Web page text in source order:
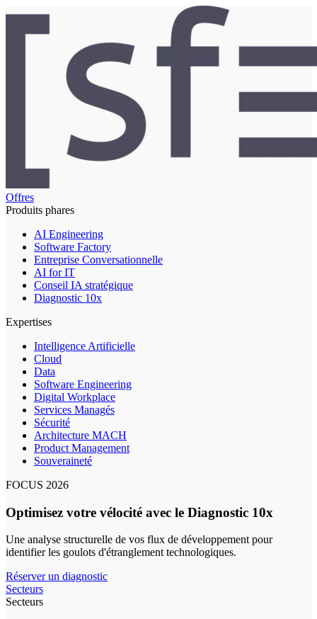
Offres
Produits phares
AI Engineering
Software Factory
Entreprise Conversationnelle
AI for IT
Conseil IA stratégique
Diagnostic 10x
Expertises
Intelligence Artificielle
Cloud
Data
Software Engineering
Digital Workplace
Services Managés
Sécurité
Architecture MACH
Product Management
Souveraineté
FOCUS 2026
Optimisez votre vélocité avec le Diagnostic 10x
Une analyse structurelle de vos flux de développement pour
identifier les goulots d'étranglement technologiques.
Réserver un diagnostic
Secteurs
Secteurs